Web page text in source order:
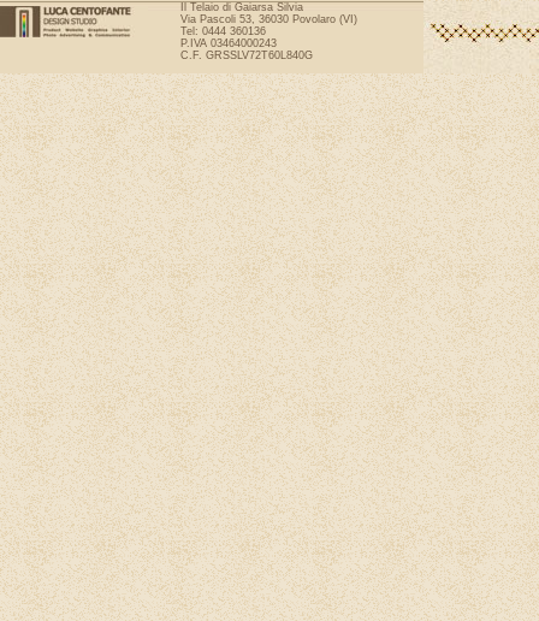
Il Telaio di Gaiarsa Silvia
Via Pascoli 53, 36030 Povolaro (VI)
Tel: 0444 360136
P.IVA 03464000243
C.F. GRSSLV72T60L840G